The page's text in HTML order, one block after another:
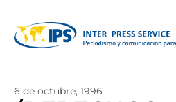
6 de octubre, 1996